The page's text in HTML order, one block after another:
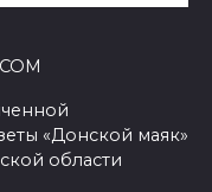
«Донской маяк»
области